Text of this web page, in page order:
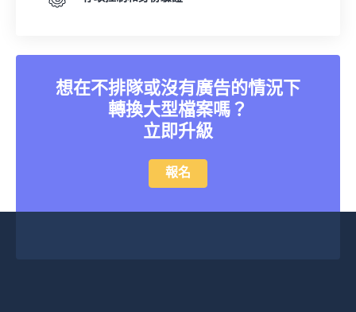
想在不排隊或沒有廣告的情況下
轉換大型檔案嗎？
立即升級
報名